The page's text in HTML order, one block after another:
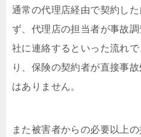
通常の代理店経由で契約し
ず、代理店の担当者が事故
社に連絡するといった流れ
り、保険の契約者が直接事
はありません。
また被害者からの必要以上